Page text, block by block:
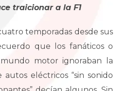
traicionar a la F1
temporadas desde sus
que los fanáticos o
motor ignoraban la
eléctricos “sin sonido